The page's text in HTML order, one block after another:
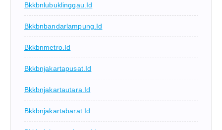
Bkkbnlubuklinggau.id
Bkkbnbandarlampung.id
Bkkbnmetro.id
Bkkbnjakartapusat.id
Bkkbnjakartautara.id
Bkkbnjakartabarat.id